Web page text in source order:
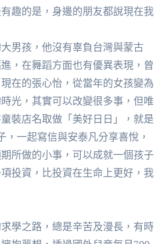
趣的是，身邊的朋友都說現在我
男孩，他沒有辜負台灣與蒙古
，在舞蹈方面也有優異表現，曾
在的張心怡，從當年的女孩變為
光，其實可以改變很多事，但唯
裝店名取做「美好日日」，就是
，一起寫信與安泰凡分享喜悅，
所做的小事，可以成就一個孩子
投資，比投資在生命上更好，我
學之路，總是辛苦及漫長，有時